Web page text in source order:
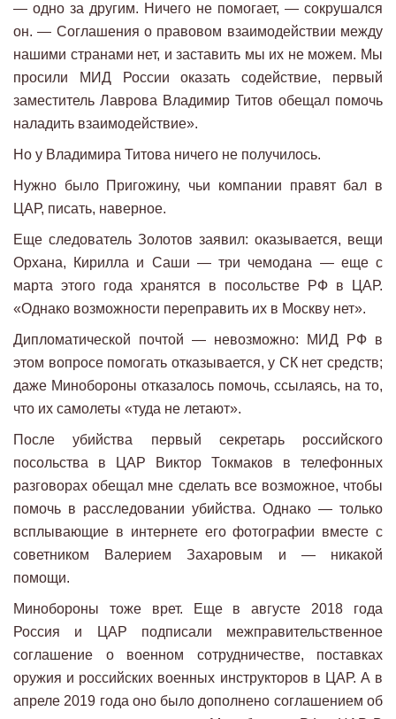
— одно за другим. Ничего не помогает, — сокрушался
он. — Соглашения о правовом взаимодействии между
нашими странами нет, и заставить мы их не можем. Мы
просили МИД России оказать содействие, первый
заместитель Лаврова Владимир Титов обещал помочь
наладить взаимодействие».
Но у Владимира Титова ничего не получилось.
Нужно было Пригожину, чьи компании правят бал в
ЦАР, писать, наверное.
Еще следователь Золотов заявил: оказывается, вещи
Орхана, Кирилла и Саши — три чемодана — еще с
марта этого года хранятся в посольстве РФ в ЦАР.
«Однако возможности переправить их в Москву нет».
Дипломатической почтой — невозможно: МИД РФ в
этом вопросе помогать отказывается, у СК нет средств;
даже Минобороны отказалось помочь, ссылаясь, на то,
что их самолеты «туда не летают».
После убийства первый секретарь российского
посольства в ЦАР Виктор Токмаков в телефонных
разговорах обещал мне сделать все возможное, чтобы
помочь в расследовании убийства. Однако — только
всплывающие в интернете его фотографии вместе с
советником Валерием Захаровым и — никакой
помощи.
Минобороны тоже врет. Еще в августе 2018 года
Россия и ЦАР подписали межправительственное
соглашение о военном сотрудничестве, поставках
оружия и российских военных инструкторов в ЦАР. А в
апреле 2019 года оно было дополнено соглашением об